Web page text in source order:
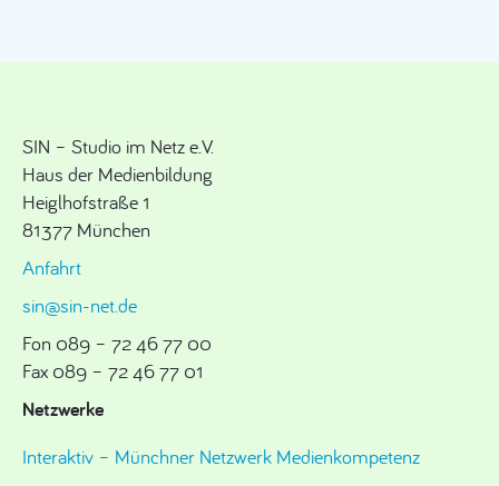
SIN – Studio im Netz e.V.
Haus der Medienbildung
Heiglhofstraße 1
81377 München
Anfahrt
sin@sin-net.de
Fon 089 – 72 46 77 00
Fax 089 – 72 46 77 01
Netzwerke
Interaktiv – Münchner Netzwerk Medienkompetenz